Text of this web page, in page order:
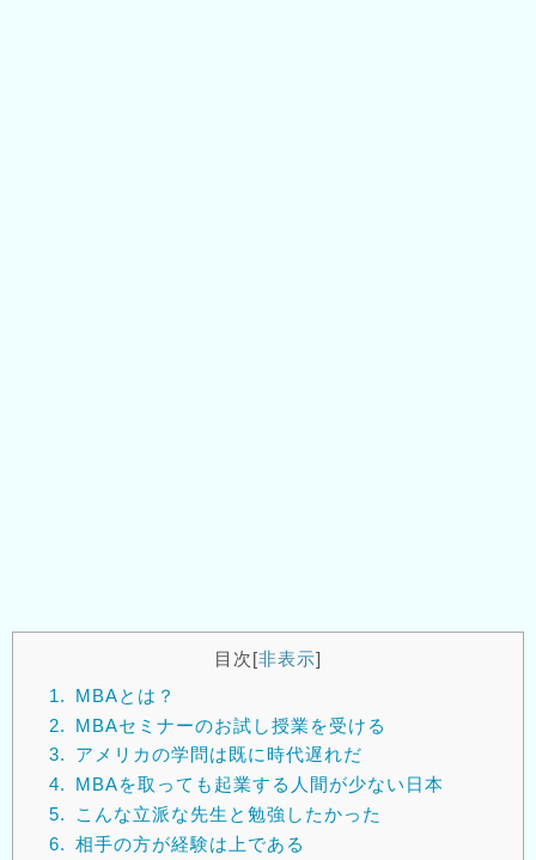
目次[非表示]
1.
MBAとは？
2.
MBAセミナーのお試し授業を受ける
3.
アメリカの学問は既に時代遅れだ
4.
MBAを取っても起業する人間が少ない日本
5.
こんな立派な先生と勉強したかった
6. 相手の方が経験は上である